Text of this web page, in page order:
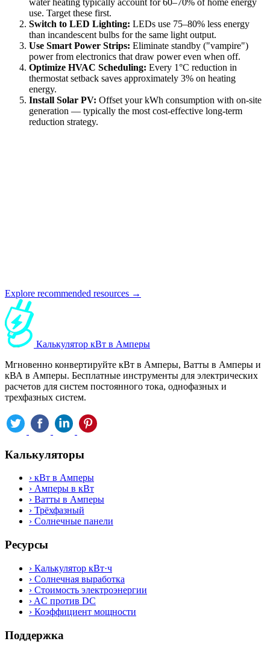
water heating typically account for 60–70% of home energy
use. Target these first.
Switch to LED Lighting: LEDs use 75–80% less energy
than incandescent bulbs for the same light output.
Use Smart Power Strips: Eliminate standby ("vampire")
power from electronics that draw power even when off.
Optimize HVAC Scheduling: Every 1°C reduction in
thermostat setback saves approximately 3% on heating
energy.
Install Solar PV: Offset your kWh consumption with on-site
generation — typically the most cost-effective long-term
reduction strategy.
Explore recommended resources →
Калькулятор кВт в Амперы
Мгновенно конвертируйте кВт в Амперы, Ватты в Амперы и
кВА в Амперы. Бесплатные инструменты для электрических
расчетов для систем постоянного тока, однофазных и
трехфазных систем.
Калькуляторы
› кВт в Амперы
› Амперы в кВт
› Ватты в Амперы
› Трёхфазный
› Солнечные панели
Ресурсы
› Калькулятор кВт·ч
› Солнечная выработка
› Стоимость электроэнергии
› AC против DC
› Коэффициент мощности
Поддержка